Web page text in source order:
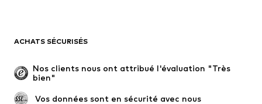
Occasions spéciales
Exclusif
Remise à neuf
ACHATS SÉCURISÉS
Nos clients nous ont attribué l'évaluation "Très
bien"
Vos données sont en sécurité avec nous